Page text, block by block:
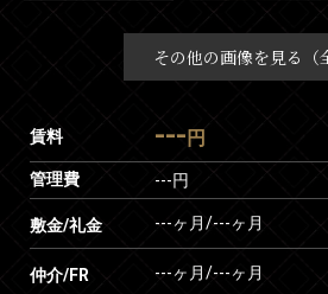
その他の画像を見る（
賃料 --- 円
管理費 ---円
敷金/礼金 ---ヶ月/---ヶ月
仲介/FR ---ヶ月/---ヶ月